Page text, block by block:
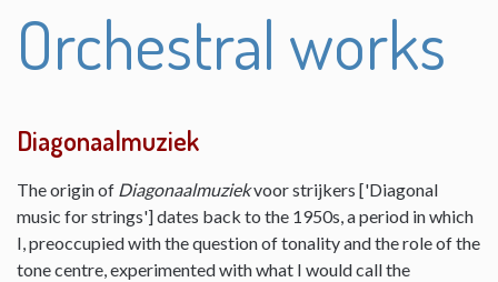
Orchestral works
Diagonaalmuziek
The origin of Diagonaalmuziekvoor strijkers ['Diagonal
music for strings'] dates back to the 1950s, a period in which
I, preoccupied with the question of tonality and the role of the
tone centre, experimented with what I would call the